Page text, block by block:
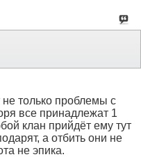
не только проблемы с
все принадлежат 1
клан прийдёт ему тут
а отбить они не
не эпика.